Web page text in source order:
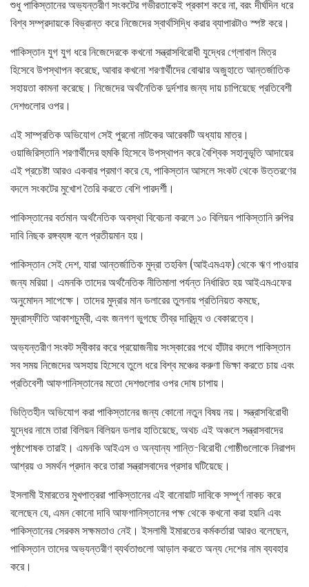
শুধু পাকিস্তানের অভ্যন্তরীণ সংকটের গভীরতাকেই প্রকাশ করে না, বরং দীর্ঘদিন ধরে
বিশ্ব সম্প্রদায়কে বিভ্রান্ত করে নিজেদের স্বার্থসিদ্ধি করার ব্যাপারটাও স্পষ্ট করে।
পাকিস্তান যুগ যুগ ধরে নিজেদেরকে কখনো সন্ত্রাসবিরোধী যুদ্ধের গ্লোবাল মিত্র
হিসেবে উপস্থাপন করেছে, আবার কখনো শরণার্থীদের বোঝার অজুহাতে আন্তর্জাতিক
সহায়তা কামনা করেছে। নিজেদের অর্থনৈতিক দুর্দশার জন্য দায় চাপিয়েছে প্রতিবেশী
দেশগুলোর ওপর।
এই সাম্প্রতিক অভিযোগ সেই পুরনো নাটকের আরেকটি অধ্যায় মাত্র।
ওয়াজিরিস্তানি শরণার্থীদের হুমকি হিসেবে উপস্থাপন করে বৈশ্বিক সহানুভূতি আদায়ের
এই প্রচেষ্টা আরও একবার প্রমাণ করে যে, পাকিস্তান আসলে সংকট থেকে উত্তরণের
বদলে সংকটের মুখোশ তৈরি করতে বেশি পারদর্শী।
পাকিস্তানের বর্তমান অর্থনৈতিক অবস্থা বিবেচনা করলে ১০ বিলিয়ন পাকিস্তানি রুপির
দাবি নিছক রঙ্গব্যঙ্গ বলে প্রতীয়মান হয়।
পাকিস্তান সেই দেশ, যারা আন্তর্জাতিক মুদ্রা তহবিল (আইএমএফ) থেকে ঋণ পাওয়ার
জন্য মরিয়া। এমনকি তাদের অর্থনৈতিক নীতিমালা পর্যন্ত নির্ধারিত হয় আইএমএফের
অনুমোদন সাপেক্ষে। তাদের মুদ্রার মান ডলারের তুলনায় প্রতিনিয়ত কমছে,
মুদ্রাস্ফীতি আকাশচুম্বী, এবং জনগণ ভুগছে তীব্র দারিদ্র্য ও বেকারত্বে।
অভ্যন্তরীণ সংকট স্বীকার করে প্রয়োজনীয় সংস্কারের পথে হাঁটার বদলে পাকিস্তান
সব সময় নিজেদের অসহায় হিসেবে তুলে ধরে বিশ্ব মঞ্চের করুণা ভিক্ষা করতে চায় এবং
প্রতিবেশী আফগানিস্তানের মতো দেশগুলোর ওপর দোষ চাপায়।
ভিত্তিহীন অভিযোগ করা পাকিস্তানের জন্য কোনো নতুন বিষয় নয়। সন্ত্রাসবিরোধী
যুদ্ধের নামে তারা বিলিয়ন বিলিয়ন ডলার হাতিয়েছে, অথচ এই অঞ্চলে সন্ত্রাসবাদের
পৃষ্ঠপোষক তারাই। এমনকি আইএস ও অন্যান্য শান্তি-বিরোধী গোষ্ঠীগুলোকে নিরাপদ
আশ্রয় ও সমর্থন প্রদান করে তারা সন্ত্রাসবাদের প্রসার ঘটিয়েছে।
ইসলামী ইমারতের মুখপাত্ররা পাকিস্তানের এই বানোয়াট দাবিকে সম্পূর্ণ নাকচ করে
বলেছেন যে, এমন কোনো দাবি আফগানিস্তানের পক্ষ থেকে কখনো করা হয়নি এবং
পাকিস্তানের সেরকম সক্ষমতাও নেই। ইসলামী ইমারতের কর্মকর্তারা আরও বলেছেন,
পাকিস্তান তাদের অভ্যন্তরীণ ব্যর্থতাগুলো আড়াল করতে অন্য দেশের নাম ব্যবহার
করে।